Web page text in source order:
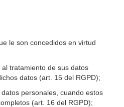
le son concedidos en virtud
tratamiento de sus datos
datos (art. 15 del RGPD);
personales, cuando estos
(art. 16 del RGPD);